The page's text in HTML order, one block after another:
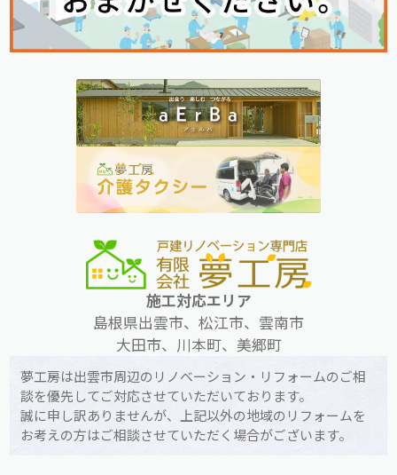
施工対応エリア
島根県出雲市、松江市、雲南市
大田市、川本町、美郷町
夢工房は出雲市周辺のリノベーション・リフォームのご相
談を優先してご対応させていただいております。
誠に申し訳ありませんが、上記以外の地域のリフォームを
お考えの方はご相談させていただく場合がございます。